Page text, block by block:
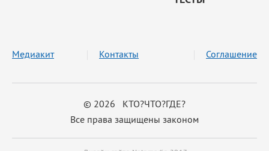
© 2026 КТО?ЧТО?ГДЕ?
Все права защищены законом
Медиакит Контакты Соглашение